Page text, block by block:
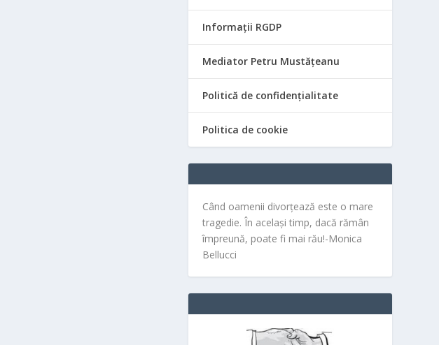
Informații RGDP
Mediator Petru Mustățeanu
Politică de confidențialitate
Politica de cookie
Când oamenii divorțează este o mare
tragedie. În același timp, dacă rămân
împreună, poate fi mai rău!-Monica
Bellucci